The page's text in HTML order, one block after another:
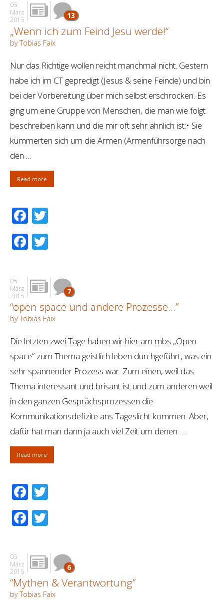
05
März
2015
13
„Wenn ich zum Feind Jesu werde!“
by Tobias Faix
Nur das Richtige wollen reicht manchmal nicht. Gestern
habe ich im CT gepredigt (Jesus & seine Feinde) und bin
bei der Vorbereitung über mich selbst erschrocken. Es
ging um eine Gruppe von Menschen, die man wie folgt
beschreiben kann und die mir oft sehr ähnlich ist:• Sie
kümmerten sich um die Armen (Armenführsorge nach
den …
Read more
Facebook
Facebook
05
März
2015
7
“open space und andere Prozesse…”
by Tobias Faix
Die letzten zwei Tage haben wir hier am mbs „Open
space“ zum Thema geistlich leben durchgeführt, was ein
sehr spannender Prozess war. Zum einen, weil das
Thema interessant und brisant ist und zum anderen weil
in den ganzen Gesprächsprozessen die
Kommunikationsdefizite ans Tageslicht kommen. Aber,
dafür hat man dann ja auch viel Zeit um denen …
Read more
Facebook
Facebook
05
März
2015
6
“Mythen & Verantwortung”
by Tobias Faix